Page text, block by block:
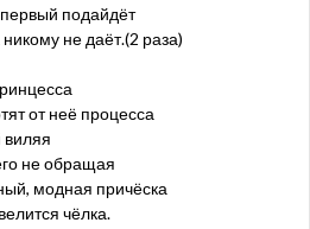
первый подайдёт
не даёт.(2 раза)
от неё процесса
виляя
не обращая
модная причёска
чёлка.